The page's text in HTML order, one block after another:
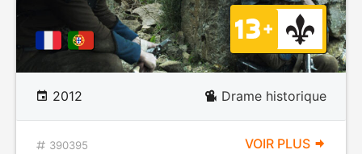
2012 Drame historique
390395 VOIR PLUS